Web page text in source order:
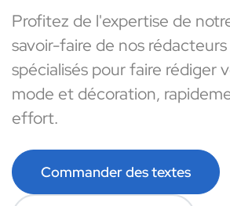
Profitez de l'expertise de
savoir-faire de nos
spécialisés pour faire rédiger
mode et décoration,
effort.
Commander des textes